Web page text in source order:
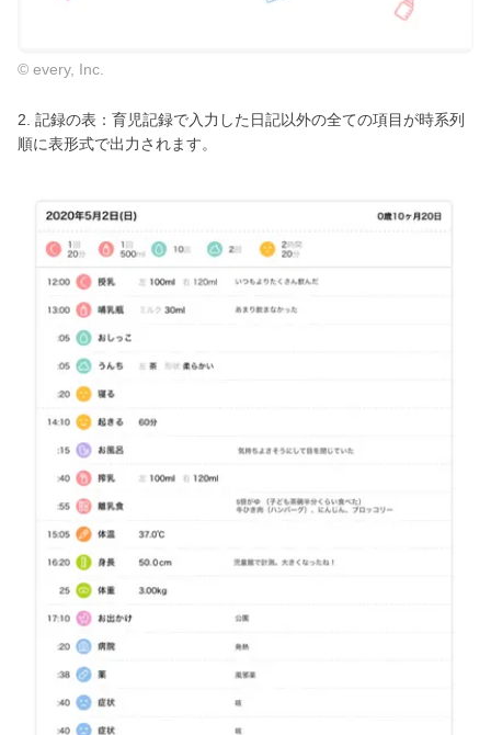
© every, Inc.
2. 記録の表：育児記録で入力した日記以外の全ての項目が時系列
順に表形式で出力されます。